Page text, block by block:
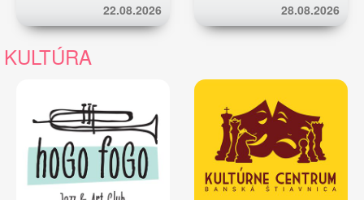
22.08.2026 28.08.2026
KULTÚRA